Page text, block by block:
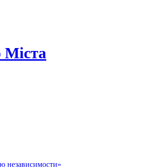
Мiста
независимости»